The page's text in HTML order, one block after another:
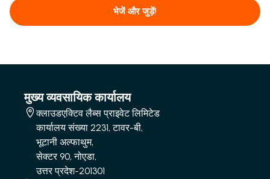
भेजें और जुड़ें!
मुख्य व्यवसायिक कार्यालय
क्लाउडएक्टिव लैब्स प्राइवेट लिमिटेड
कार्यालय संख्या 2231, टावर-बी,
भूटानी अल्फाथुम,
सेक्टर 90, नोएडा,
उत्तर प्रदेश-201301